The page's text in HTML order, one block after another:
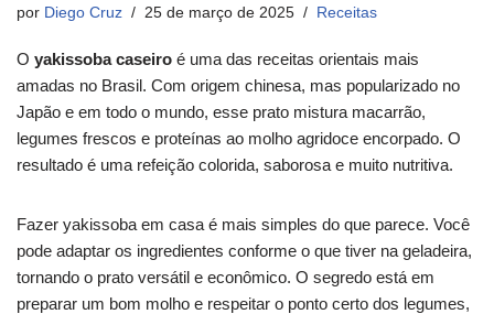
por Diego Cruz 25 de março de 2025 Receitas
O yakissoba caseiro é uma das receitas orientais mais
amadas no Brasil. Com origem chinesa, mas popularizado no
Japão e em todo o mundo, esse prato mistura macarrão,
legumes frescos e proteínas ao molho agridoce encorpado. O
resultado é uma refeição colorida, saborosa e muito nutritiva.
Fazer yakissoba em casa é mais simples do que parece. Você
pode adaptar os ingredientes conforme o que tiver na geladeira,
tornando o prato versátil e econômico. O segredo está em
preparar um bom molho e respeitar o ponto certo dos legumes,